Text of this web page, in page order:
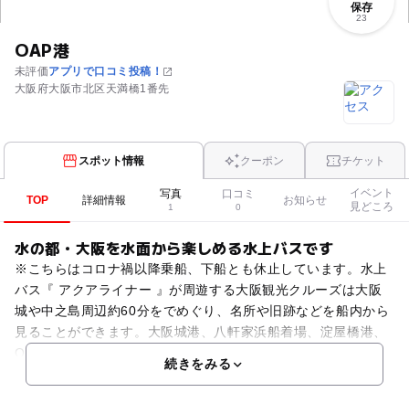
OAP港
未評価アプリで口コミ投稿！
大阪府大阪市北区天満橋1番先
保存
23
スポット情報 クーポン チケット
TOP 詳細情報 写真
1
口コミ
0
お知らせ
イベント
見どころ
水の都・大阪を水面から楽しめる水上バスです
※こちらはコロナ禍以降乗船、下船とも休止しています。水上
バス『 アクアライナー 』が周遊する大阪観光クルーズは大阪
城や中之島周辺約60分をでめぐり、名所や旧跡などを船内から
見ることができます。大阪城港、八軒家浜船着場、淀屋橋港、
OAP港と4ケ所あり便利です。水の都・大阪を水面から
続きをみる